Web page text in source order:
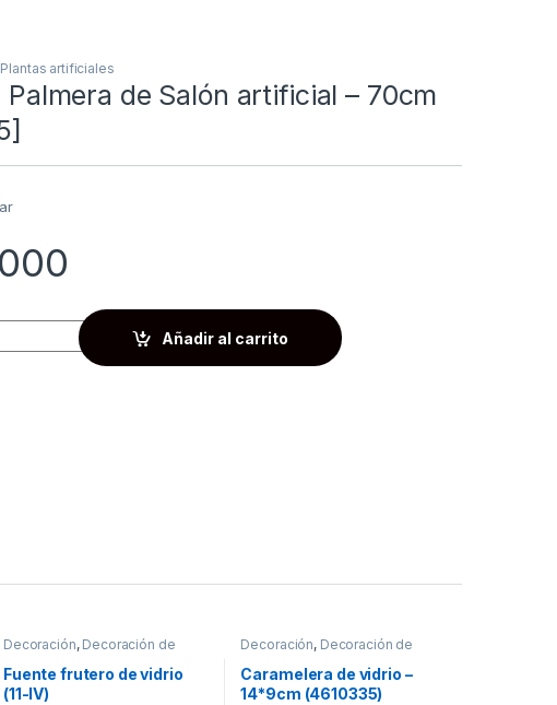
Plantas artificiales
Palmera de Salón artificial – 70cm
Añadir al carrito
Decoración, Decoración de
Fuente frutero de vidrio
(11-IV)
Decoración, Decoración de
Caramelera de vidrio –
14*9cm (4610335)